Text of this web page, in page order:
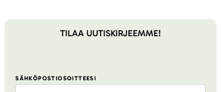
TILAA UUTISKIRJEEMME!
SÄHKÖPOSTIOSOITTEESI